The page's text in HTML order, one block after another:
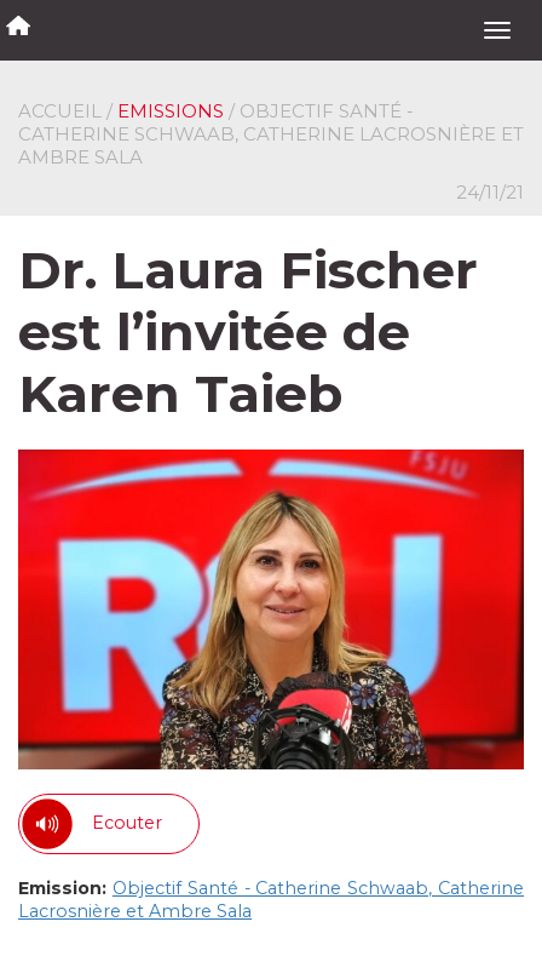
ACCUEIL / EMISSIONS / OBJECTIF SANTÉ -
CATHERINE SCHWAAB, CATHERINE LACROSNIÈRE ET
AMBRE SALA
24/11/21
Dr. Laura Fischer
est l’invitée de
Karen Taieb
Ecouter
Emission: Objectif Santé - Catherine Schwaab, Catherine
Lacrosnière et Ambre Sala